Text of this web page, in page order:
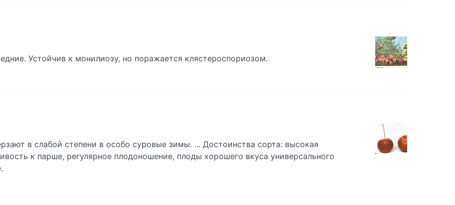
Устойчив к монилиозу, но поражается клястероспориозом.
в слабой степени в особо суровые зимы. ... Достоинства сорта: высокая
к парше, регулярное плодоношение, плоды хорошего вкуса универсального